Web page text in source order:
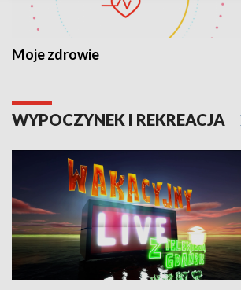
Moje zdrowie
WYPOCZYNEK I REKREACJA